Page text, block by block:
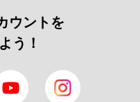
ウントを
う！
YouTube